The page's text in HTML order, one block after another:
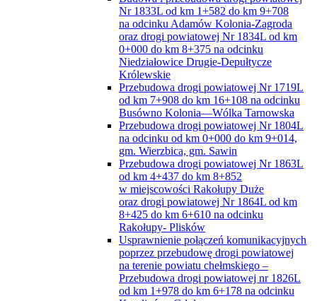
Przebudowa drogi powiatowej Nr 1719L
od km 7+908 do km 16+108 na odcinku
Busówno Kolonia—Wólka Tarnowska
Przebudowa drogi powiatowej Nr 1804L
na odcinku od km 0+000 do km 9+014,
gm. Wierzbica, gm. Sawin
Przebudowa drogi powiatowej Nr 1863L
od km 4+437 do km 8+852
w miejscowości Rakołupy Duże
oraz drogi powiatowej Nr 1864L od km
8+425 do km 6+610 na odcinku
Rakołupy- Plisków
Usprawnienie połączeń komunikacyjnych
poprzez przebudowę drogi powiatowej
na terenie powiatu chełmskiego –
Przebudowa drogi powiatowej nr 1826L
od km 1+978 do km 6+178 na odcinku
Karolinów- Gdola
Zadanie pn. ” Budowa drogi powiatowej
Nr 1730L na odcinku od km 7+795 do km
10+512,22 (gmina Sawin)”
Narodowy Program Rozwoju Czytelnictwa
Projekt ,,Lepszy Urząd”
Projekt „Budowa baz danych infrastruktury